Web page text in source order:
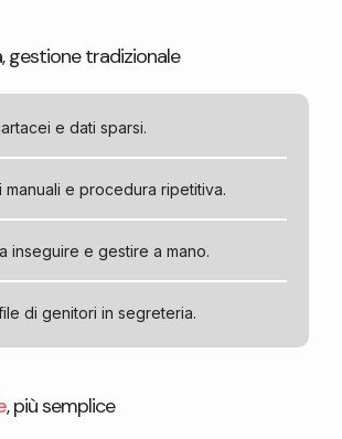
gestione tradizionale
e dati sparsi.
manuali e procedura ripetitiva.
inseguire e gestire a mano.
di genitori in segreteria.
, più semplice